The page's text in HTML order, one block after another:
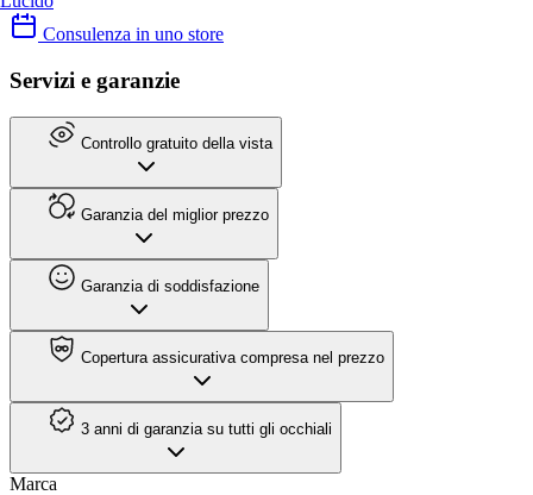
Consulenza in uno store
Servizi e garanzie
Controllo gratuito della vista
Garanzia del miglior prezzo
Garanzia di soddisfazione
Copertura assicurativa compresa nel prezzo
3 anni di garanzia su tutti gli occhiali
Marca